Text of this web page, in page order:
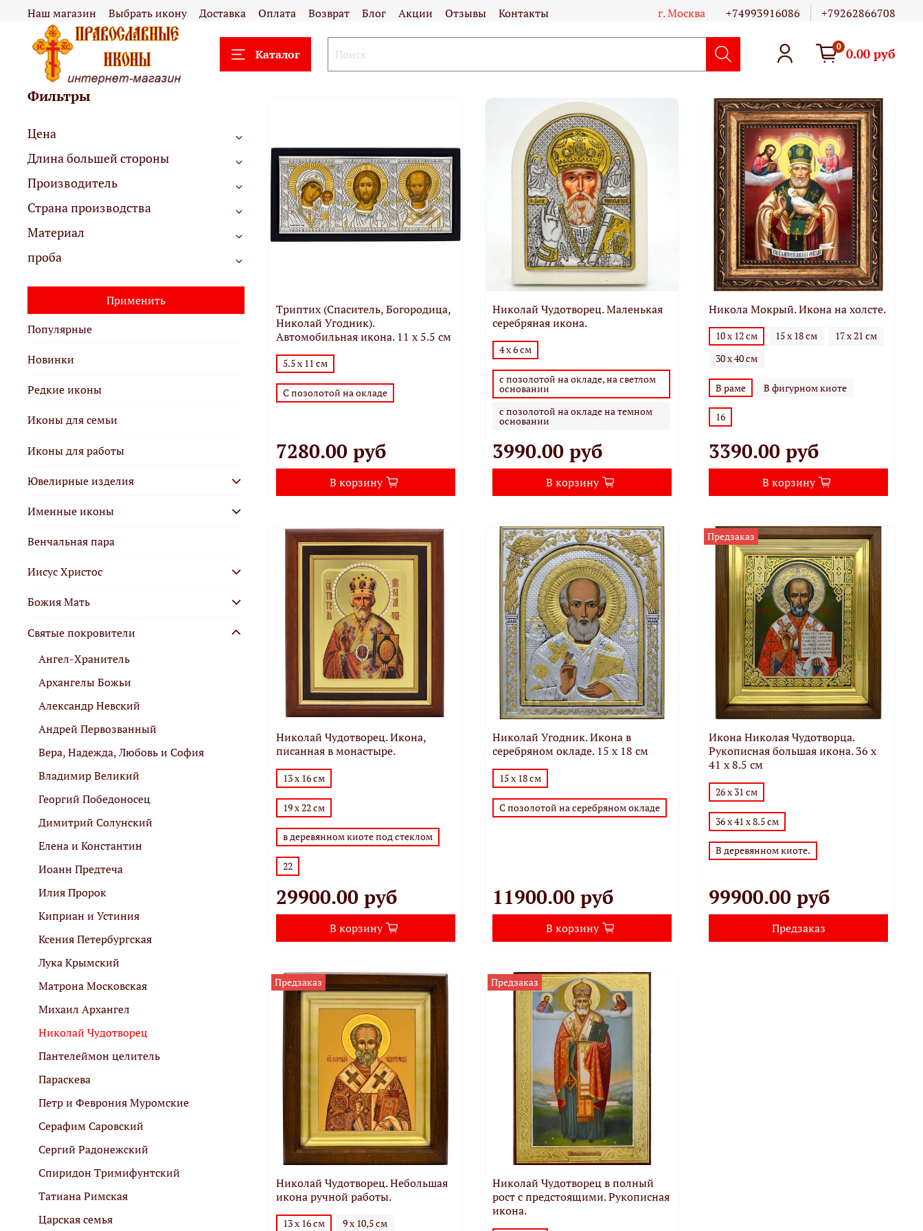
Наш магазин Выбрать икону Доставка Оплата Возврат Блог Акции Отзывы Контакты г. Москва +74993916086 +79262866708
Каталог
0 0.00 руб
Триптих (Спаситель, Богородица,
Николай Угодник).
Автомобильная икона. 11 х 5.5 см
5.5 х 11 см
С позолотой на окладе
7280.00 руб
В корзину
Николай Чудотворец. Маленькая
серебряная икона.
4 х 6 см
с позолотой на окладе, на светлом
основании
с позолотой на окладе на темном
основании
3990.00 руб
В корзину
Никола Мокрый. Икона на холсте.
10 х 12 см 15 х 18 см
17 х 21 см
30 х 40 см
В раме В фигурном киоте
16
3390.00 руб
В корзину
Николай Чудотворец. Икона,
писанная в монастыре.
13 х 16 см
19 х 22 см
в деревянном киоте под стеклом
22
29900.00 руб
В корзину
Николай Угодник. Икона в
серебряном окладе. 15 х 18 см
15 х 18 см
С позолотой на серебряном окладе
11900.00 руб
В корзину
Предзаказ
Икона Николая Чудотворца.
Рукописная большая икона. 36 x
41 x 8.5 см
26 х 31 см
36 x 41 x 8.5 см
В деревянном киоте.
99900.00 руб
Предзаказ
Предзаказ
Николай Чудотворец. Небольшая
икона ручной работы.
13 х 16 см 9 х 10,5 см
Предзаказ
Николай Чудотворец в полный
рост с предстоящими. Рукописная
икона.
Фильтры
Цена
Длина большей стороны
Производитель
Страна производства
Материал
проба
Применить
Популярные
Новинки
Редкие иконы
Иконы для семьи
Иконы для работы
Ювелирные изделия
Именные иконы
Венчальная пара
Иисус Христос
Божия Mать
Святые покровители
Ангел-Хранитель
Архангелы Божьи
Александр Невский
Андрей Первозванный
Вера, Надежда, Любовь и София
Владимир Великий
Георгий Победоносец
Димитрий Солунский
Елена и Константин
Иоанн Предтеча
Илия Пророк
Киприан и Устиния
Ксения Петербургская
Лука Крымский
Матрона Московская
Михаил Архангел
Николай Чудотворец
Пантелеймон целитель
Параскева
Петр и Феврония Муромские
Серафим Саровский
Сергий Радонежский
Спиридон Тримифунтский
Татиана Римская
Царская семья